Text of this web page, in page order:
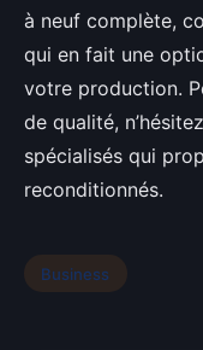
à neuf complète,
qui en fait une
votre production.
de qualité,
spécialisés qui
reconditionnés.
Business